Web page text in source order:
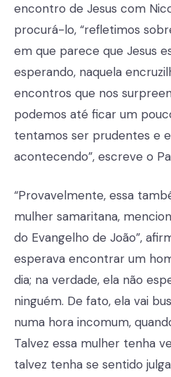
encontro de Jesus com
procurá-lo, “refletimos
em que parece que Jesus
esperando, naquela
encontros que nos
podemos até ficar um
tentamos ser prudentes e
acontecendo”, escreve o
“Provavelmente, essa
mulher samaritana,
do Evangelho de João”,
esperava encontrar um
dia; na verdade, ela não
ninguém. De fato, ela vai
numa hora incomum,
Talvez essa mulher tenha
talvez tenha se sentido